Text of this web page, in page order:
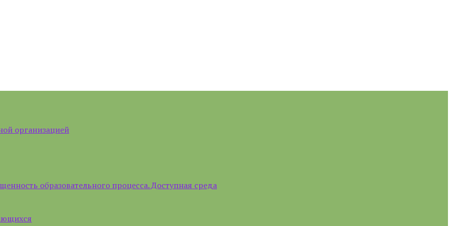
организацией
образовательного процесса. Доступная среда